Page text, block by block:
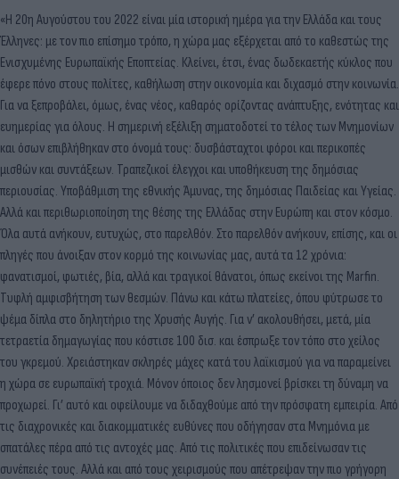
«Η 20η Αυγούστου του 2022 είναι μία ιστορική ημέρα για την Ελλάδα και τους
Έλληνες: με τον πιο επίσημο τρόπο, η χώρα μας εξέρχεται από το καθεστώς της
Ενισχυμένης Ευρωπαϊκής Εποπτείας. Κλείνει, έτσι, ένας δωδεκαετής κύκλος που
έφερε πόνο στους πολίτες, καθήλωση στην οικονομία και διχασμό στην κοινωνία.
Για να ξεπροβάλει, όμως, ένας νέος, καθαρός ορίζοντας ανάπτυξης, ενότητας και
ευημερίας για όλους. Η σημερινή εξέλιξη σηματοδοτεί το τέλος των Μνημονίων
και όσων επιβλήθηκαν στο όνομά τους: δυσβάσταχτοι φόροι και περικοπές
μισθών και συντάξεων. Τραπεζικοί έλεγχοι και υποθήκευση της δημόσιας
περιουσίας. Υποβάθμιση της εθνικής Άμυνας, της δημόσιας Παιδείας και Υγείας.
Αλλά και περιθωριοποίηση της θέσης της Ελλάδας στην Ευρώπη και στον κόσμο.
Όλα αυτά ανήκουν, ευτυχώς, στο παρελθόν. Στο παρελθόν ανήκουν, επίσης, και οι
πληγές που άνοιξαν στον κορμό της κοινωνίας μας, αυτά τα 12 χρόνια:
φανατισμοί, φωτιές, βία, αλλά και τραγικοί θάνατοι, όπως εκείνοι της Marfin.
Τυφλή αμφισβήτηση των θεσμών. Πάνω και κάτω πλατείες, όπου φύτρωσε το
ψέμα δίπλα στο δηλητήριο της Χρυσής Αυγής. Για ν’ ακολουθήσει, μετά, μία
τετραετία δημαγωγίας που κόστισε 100 δισ. και έσπρωξε τον τόπο στο χείλος
του γκρεμού. Χρειάστηκαν σκληρές μάχες κατά του λαϊκισμού για να παραμείνει
η χώρα σε ευρωπαϊκή τροχιά. Μόνον όποιος δεν λησμονεί βρίσκει τη δύναμη να
προχωρεί. Γι’ αυτό και οφείλουμε να διδαχθούμε από την πρόσφατη εμπειρία. Από
τις διαχρονικές και διακομματικές ευθύνες που οδήγησαν στα Μνημόνια με
σπατάλες πέρα από τις αντοχές μας. Από τις πολιτικές που επιδείνωσαν τις
συνέπειές τους. Αλλά και από τους χειρισμούς που απέτρεψαν την πιο γρήγορη